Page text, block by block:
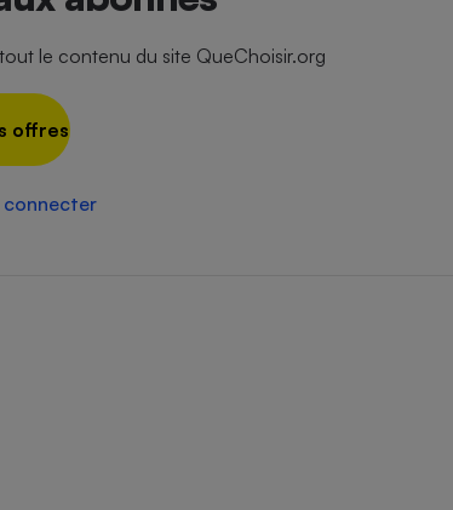
le contenu du site QueChoisir.org
offres
connecter
Électricité - Gaz